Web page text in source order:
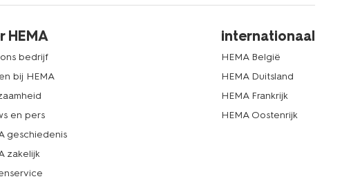
HEMA
bedrijf
bij HEMA
en pers
geschiedenis
zakelijk
internationaal
HEMA België
HEMA Duitsland
HEMA Frankrijk
HEMA Oostenrijk